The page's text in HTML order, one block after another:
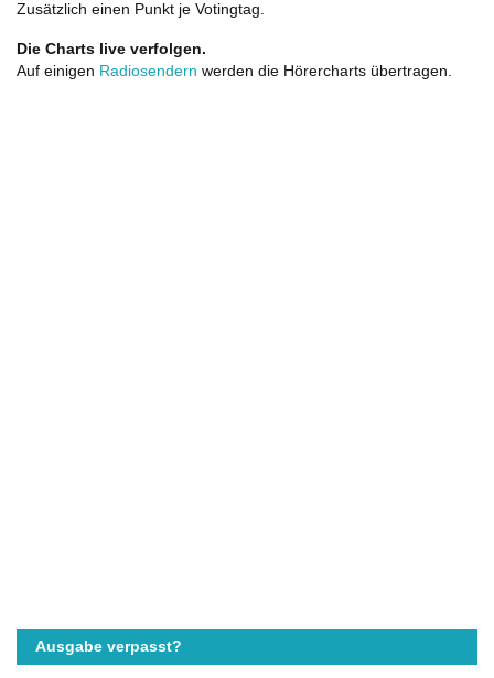
Zusätzlich einen Punkt je Votingtag.
Die Charts live verfolgen.
Auf einigen Radiosendern werden die Hörercharts übertragen.
Ausgabe verpasst?